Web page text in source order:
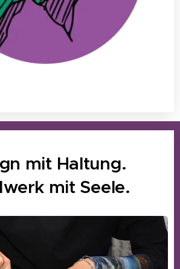
mit Haltung.
mit Seele.